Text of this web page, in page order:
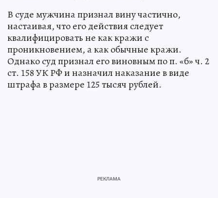
В суде мужчина признал вину частично,
настаивая, что его действия следует
квалифицировать не как кражи с
проникновением, а как обычные кражи.
Однако суд признал его виновным по п. «б» ч. 2
ст. 158 УК РФ и назначил наказание в виде
штрафа в размере 125 тысяч рублей.